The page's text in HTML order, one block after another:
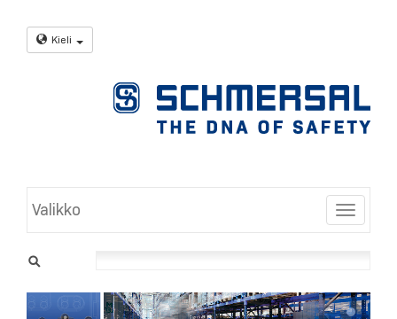
Kieli
Toggle
Valikko
Turva-
asennusjärjestelmät